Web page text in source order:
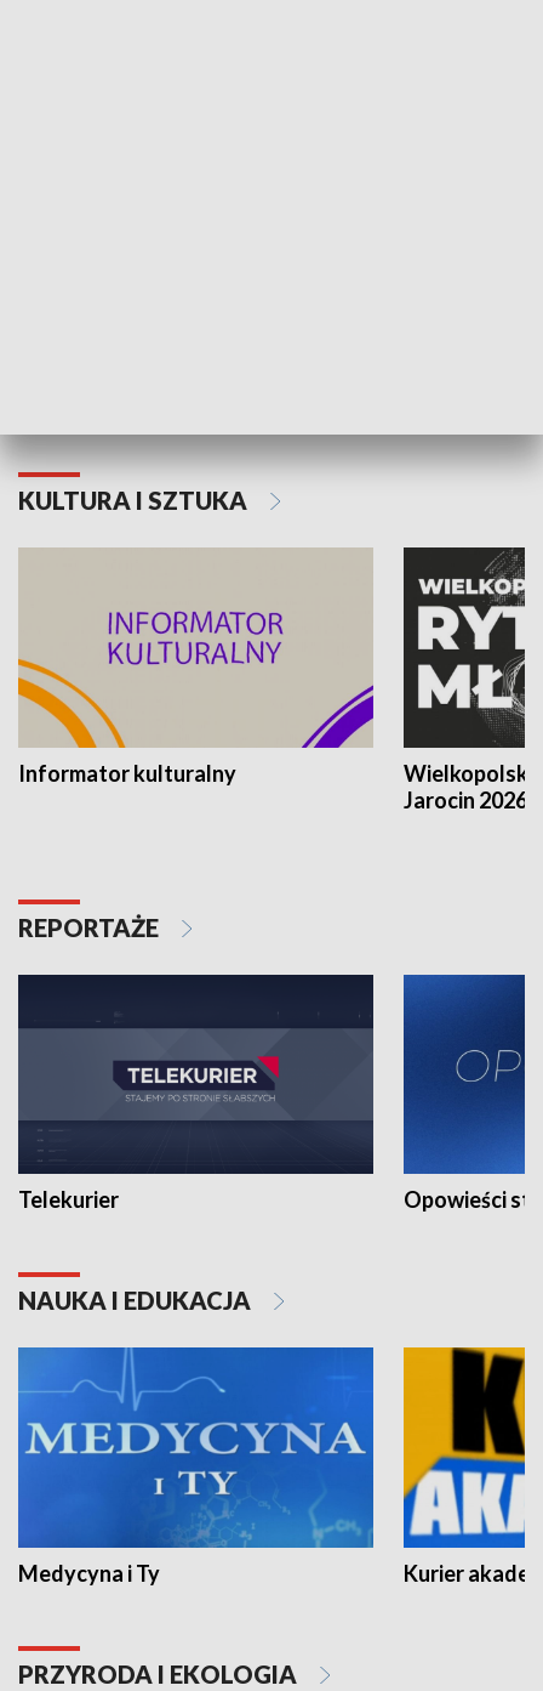
KULTURA I SZTUKA
Informator kulturalny
Jarocin 2026
REPORTAŻE
Telekurier Opowieści
NAUKA I EDUKACJA
Medycyna i Ty Kurier
PRZYRODA I EKOLOGIA